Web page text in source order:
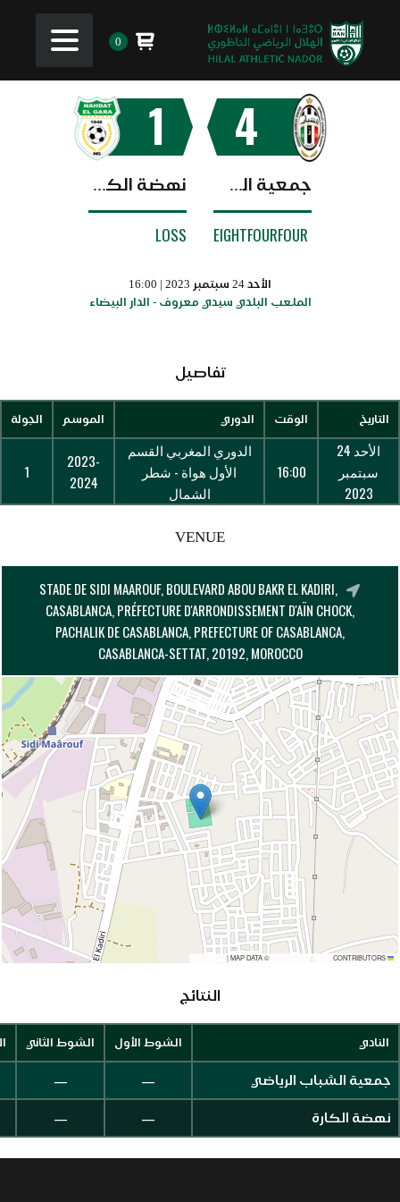
0
4
جمعية الشباب الرياضي
EIGHTFOURFOUR
1
نهضة الكارة
LOSS
الأحد 24 سبتمبر 2023 | 16:00
الملعب البلدي سيدي معروف - الدار البيضاء
تفاصيل
التاريخ الوقت الدوري الموسم الجولة
الأحد 24
سبتمبر
2023
16:00
الدوري المغربي القسم
الأول هواة - شطر
الشمال
2023-
2024
1
VENUE
STADE DE SIDI MAAROUF, BOULEVARD ABOU BAKR EL KADIRI,
CASABLANCA, PRÉFECTURE D'ARRONDISSEMENT D'AÏN CHOCK,
PACHALIK DE CASABLANCA, PREFECTURE OF CASABLANCA,
CASABLANCA-SETTAT, 20192, MOROCCO
LEAFLET
|MAP DATA © CONTRIBUTORS
النتائج
النادي الشوط الأول الشوط الثاني
جمعية الشباب الرياضي —
—
نهضة الكارة —
—